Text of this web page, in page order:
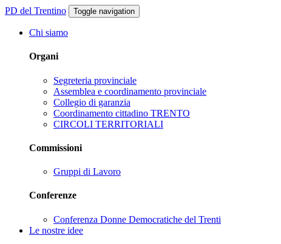
PD del Trentino Toggle navigation
Chi siamo
Organi
Segreteria provinciale
Assemblea e coordinamento provinciale
Collegio di garanzia
Coordinamento cittadino TRENTO
CIRCOLI TERRITORIALI
Commissioni
Gruppi di Lavoro
Conferenze
Conferenza Donne Democratiche del Trenti
Le nostre idee